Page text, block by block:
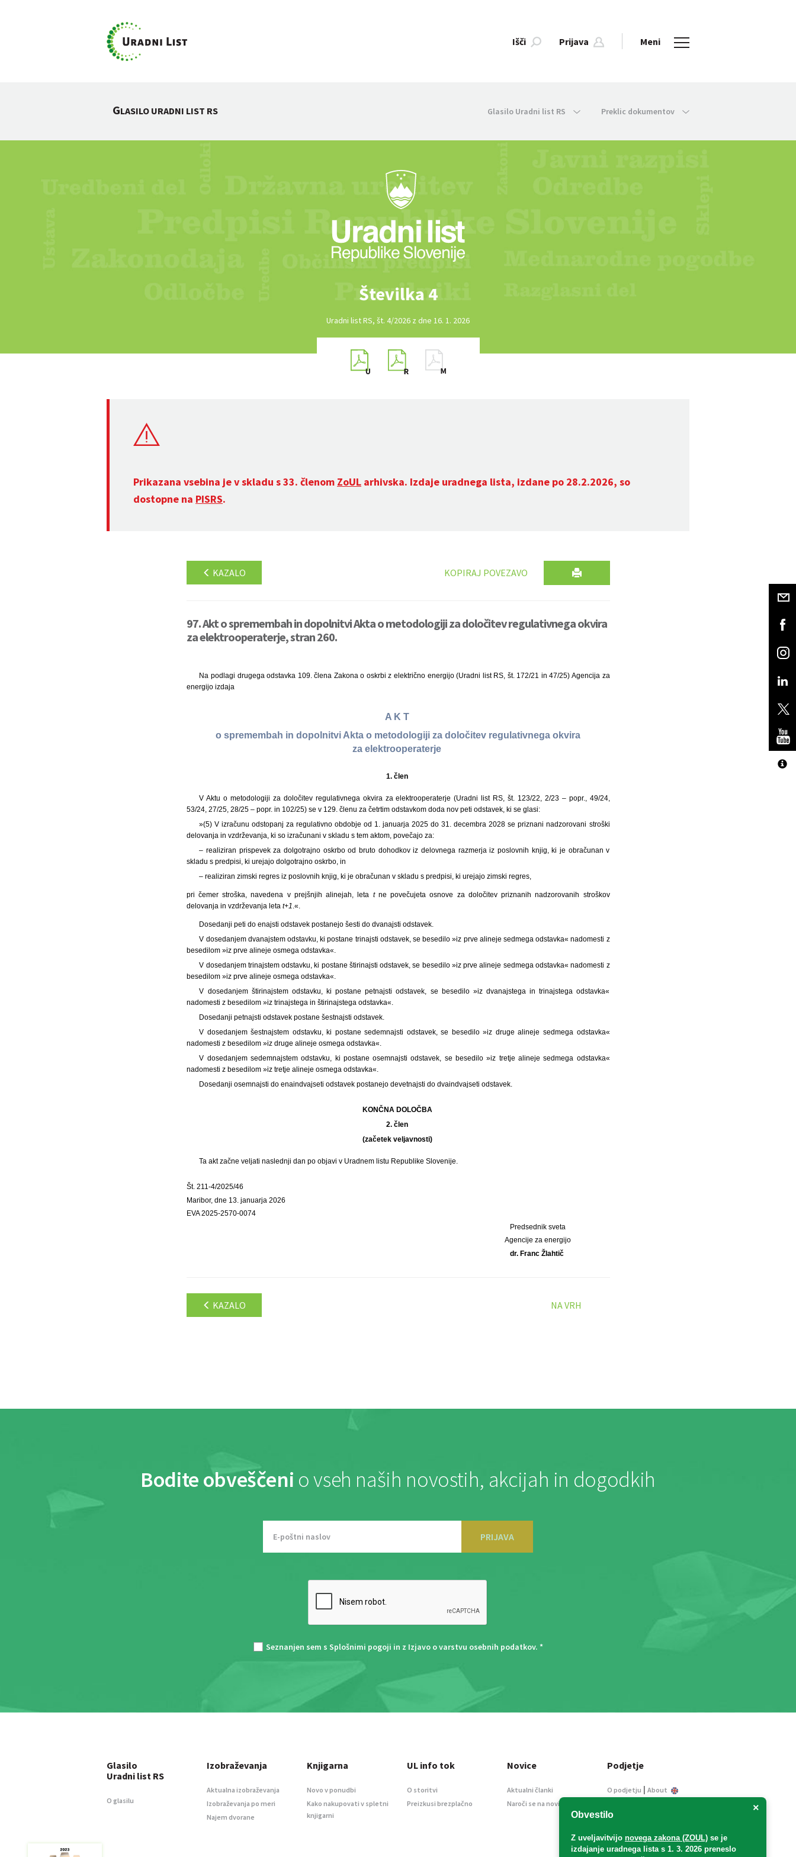
Išči Prijava Meni
GLASILO URADNI LIST RS Glasilo Uradni list RS Preklic dokumentov
Številka 4
Uradni list RS, št. 4/2026 z dne 16. 1. 2026
Prikazana vsebina je v skladu s 33. členom ZoUL arhivska. Izdaje uradnega lista, izdane po 28.2.2026, so
dostopne na PISRS.
KAZALO KOPIRAJ POVEZAVO
97. Akt o spremembah in dopolnitvi Akta o metodologiji za določitev regulativnega okvira
za elektrooperaterje, stran 260.
Na podlagi drugega odstavka 109. člena Zakona o oskrbi z električno energijo (Uradni list RS, št. 172/21 in 47/25) Agencija za
energijo izdaja
A K T
o spremembah in dopolnitvi Akta o metodologiji za določitev regulativnega okvira
za elektrooperaterje
1. člen
V Aktu o metodologiji za določitev regulativnega okvira za elektrooperaterje (Uradni list RS, št. 123/22, 2/23 – popr., 49/24,
53/24, 27/25, 28/25 – popr. in 102/25) se v 129. členu za četrtim odstavkom doda nov peti odstavek, ki se glasi:
»(5) V izračunu odstopanj za regulativno obdobje od 1. januarja 2025 do 31. decembra 2028 se priznani nadzorovani stroški
delovanja in vzdrževanja, ki so izračunani v skladu s tem aktom, povečajo za:
– realiziran prispevek za dolgotrajno oskrbo od bruto dohodkov iz delovnega razmerja iz poslovnih knjig, ki je obračunan v
skladu s predpisi, ki urejajo dolgotrajno oskrbo, in
– realiziran zimski regres iz poslovnih knjig, ki je obračunan v skladu s predpisi, ki urejajo zimski regres,
pri čemer stroška, navedena v prejšnjih alinejah, leta tne povečujeta osnove za določitev priznanih nadzorovanih stroškov
delovanja in vzdrževanja leta t+1.«.
Dosedanji peti do enajsti odstavek postanejo šesti do dvanajsti odstavek.
V dosedanjem dvanajstem odstavku, ki postane trinajsti odstavek, se besedilo »iz prve alineje sedmega odstavka« nadomesti z
besedilom »iz prve alineje osmega odstavka«.
V dosedanjem trinajstem odstavku, ki postane štirinajsti odstavek, se besedilo »iz prve alineje sedmega odstavka« nadomesti z
besedilom »iz prve alineje osmega odstavka«.
V dosedanjem štirinajstem odstavku, ki postane petnajsti odstavek, se besedilo »iz dvanajstega in trinajstega odstavka«
nadomesti z besedilom »iz trinajstega in štirinajstega odstavka«.
Dosedanji petnajsti odstavek postane šestnajsti odstavek.
V dosedanjem šestnajstem odstavku, ki postane sedemnajsti odstavek, se besedilo »iz druge alineje sedmega odstavka«
nadomesti z besedilom »iz druge alineje osmega odstavka«.
V dosedanjem sedemnajstem odstavku, ki postane osemnajsti odstavek, se besedilo »iz tretje alineje sedmega odstavka«
nadomesti z besedilom »iz tretje alineje osmega odstavka«.
Dosedanji osemnajsti do enaindvajseti odstavek postanejo devetnajsti do dvaindvajseti odstavek.
KONČNA DOLOČBA
2. člen
(začetek veljavnosti)
Ta akt začne veljati naslednji dan po objavi v Uradnem listu Republike Slovenije.
Št. 211-4/2025/46
Maribor, dne 13. januarja 2026
EVA 2025-2570-0074
Predsednik sveta
Agencije za energijo
dr. Franc Žlahtič
KAZALO NA VRH
Bodite obveščeni o vseh naših novostih, akcijah in dogodkih
PRIJAVA
Seznanjen sem s Splošnimi pogoji in z Izjavo o varstvu osebnih podatkov. *
×
Obvestilo
Z uveljavitvijo novega zakona (ZOUL) se je
izdajanje uradnega lista s 1. 3. 2026 preneslo
Glasilo
Uradni list RS
O glasilu
Izobraževanja
Aktualna izobraževanja
Izobraževanja po meri
Najem dvorane
Knjigarna
Novo v ponudbi
Kako nakupovati v spletni
knjigarni
UL info tok
O storitvi
Preizkusi brezplačno
Novice
Aktualni članki
Naroči se na novice
Podjetje
O podjetju | About
Informacije javnega
Oglaševanje